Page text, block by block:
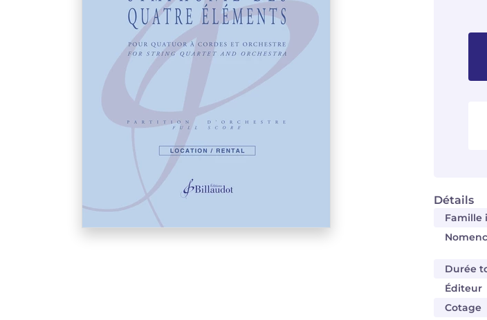
Détails
Famille
Durée
Éditeur
Cotage